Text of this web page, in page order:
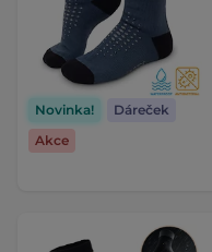
Novinka!
Dáreček
Akce